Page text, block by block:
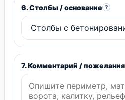
6. Столбы / основание ?
7. Комментарий / пожелания